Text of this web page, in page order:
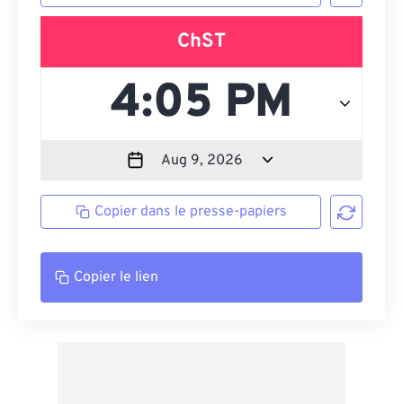
ChST
Copier dans le presse-papiers
Copier le lien